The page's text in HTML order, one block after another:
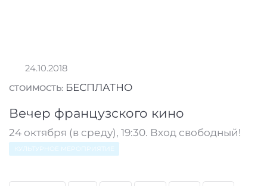
24.10.2018
СТОИМОСТЬ: БЕСПЛАТНО
Вечер французского кино
24 октября (в среду), 19:30. Вход свободный!
КУЛЬТУРНОЕ МЕРОПРИЯТИЕ